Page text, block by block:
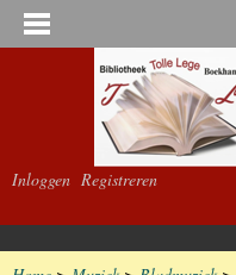
Inloggen Registreren